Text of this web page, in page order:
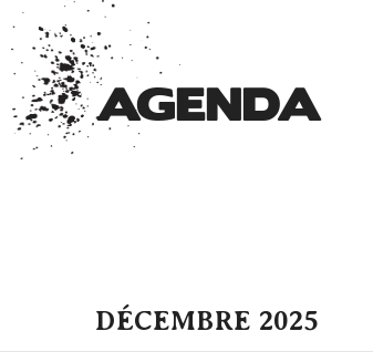
AGENDA
DÉCEMBRE 2025